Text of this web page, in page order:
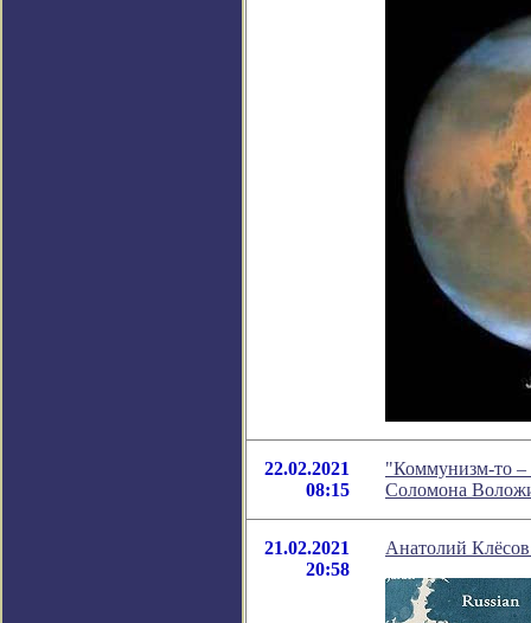
22.02.2021
08:15
"Коммунизм-то –
Соломона
21.02.2021
20:58
Анатолий